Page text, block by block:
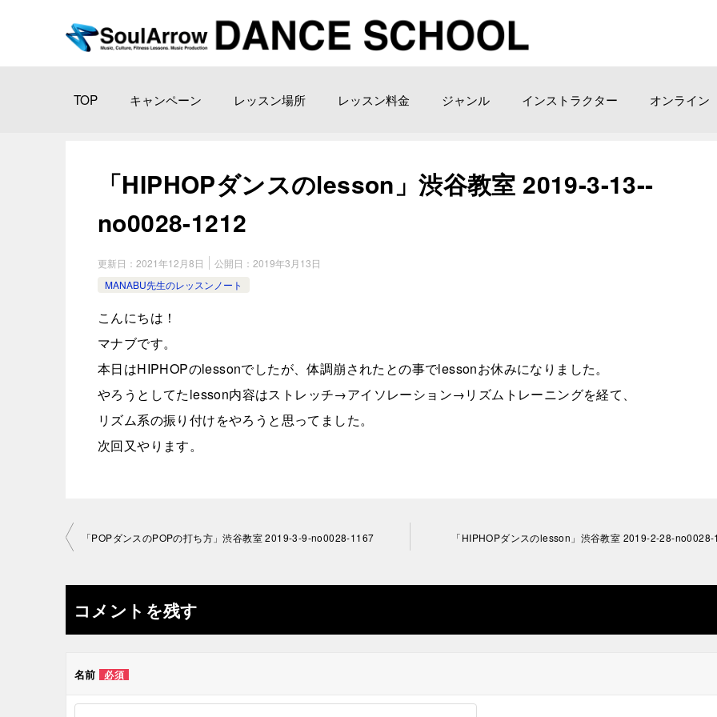
TOP キャンペーン レッスン場所 レッスン料金 ジャンル インストラクター オンライン
「HIPHOPダンスのlesson」渋谷教室 2019-3-13-­
no0028-1212
更新日： 2021年12月8日 公開日： 2019年3月13日
MANABU先生のレッスンノート
こんにちは！
マナブです。
本日はHIPHOPのlessonでしたが、体調崩されたとの事でlessonお休みになりました。
やろうとしてたlesson内容はストレッチ→アイソレーション→リズムトレーニングを経て、
リズム系の振り付けをやろうと思ってました。
次回又やります。
投
ナ
ビ
ゲ
ー
「POPダンスのPOPの打ち方」渋谷教室 2019-3-9-­no0028-­1167 「HIPHOPダンスのlesson」渋谷教室 2019-2-28-­
コメントを残す
名前 必須